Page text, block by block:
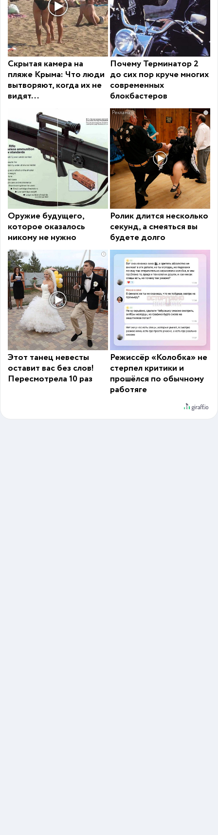
Скрытая камера на
пляже Крыма: Что люди
вытворяют, когда их не
видят...
Почему Терминатор 2
до сих пор круче многих
современных
блокбастеров
Оружие будущего,
которое оказалось
никому не нужно
i
Ролик длится несколько
секунд, а смеяться вы
будете долго
i
Этот танец невесты
оставит вас без слов!
Пересмотрела 10 раз
Режиссёр «Колобка» не
стерпел критики и
прошёлся по обычному
работяге